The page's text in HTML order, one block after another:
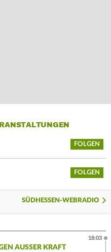
FOLGEN
FOLGEN
SÜDHESSEN-WEBRADIO
AUSSER KRAFT
18:03